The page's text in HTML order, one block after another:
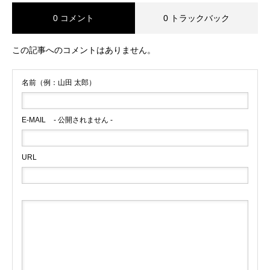
0 コメント 0 トラックバック
この記事へのコメントはありません。
名前（例：山田 太郎）
E-MAIL - 公開されません -
URL